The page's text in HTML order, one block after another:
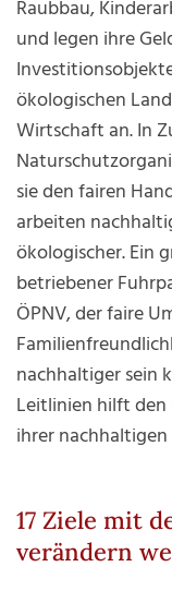
Raubbau,
und legen ihre
ökologischen
Wirtschaft an. In
sie den fairen
arbeiten
ökologischer. Ein
betriebener
ÖPNV, der faire
nachhaltiger sein
Leitlinien hilft
ihrer nachhaltigen
17 Ziele mit
verändern